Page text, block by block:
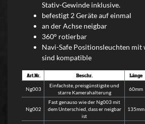
Stativ-Gewinde inklusive.
befestigt 2 Geräte auf einmal
an der Achse neigbar
360° rotierbar
Navi-Safe Positionsleuchten mit
sind kompatible
Art.Nr. Beschr. Länge
Ng003
Einfachste, preisgünstigste und
starre Kamerahalterung
60mm
Ng002
Fast genauso wie der Ng003 mit
dem Unterschied, dass er neigbar
ist
135mm